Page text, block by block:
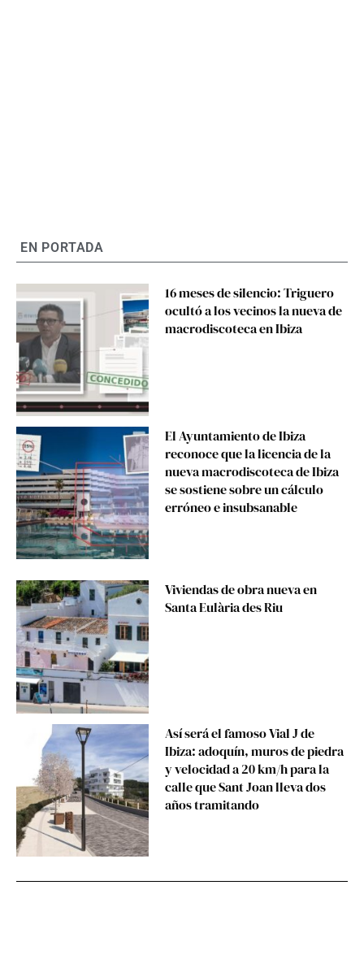
EN PORTADA
16 meses de silencio: Triguero
ocultó a los vecinos la nueva de
macrodiscoteca en Ibiza
El Ayuntamiento de Ibiza
reconoce que la licencia de la
nueva macrodiscoteca de Ibiza
se sostiene sobre un cálculo
erróneo e insubsanable
Viviendas de obra nueva en
Santa Eulària des Riu
Así será el famoso Vial J de
Ibiza: adoquín, muros de piedra
y velocidad a 20 km/h para la
calle que Sant Joan lleva dos
años tramitando